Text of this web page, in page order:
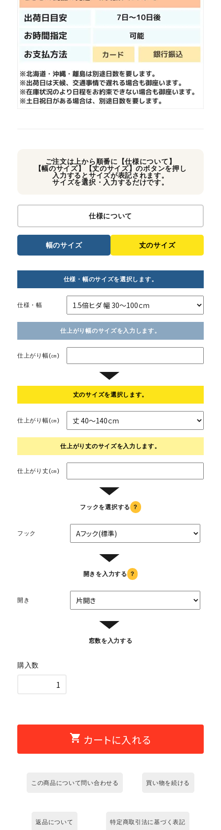
ご注文は上から順番に【仕様について】
【幅のサイズ】【丈のサイズ】のボタンを押し
入力するとサイズが表記されます。
サイズを選択・入力するだけです。
仕様について
幅のサイズ 丈のサイズ
仕様・幅のサイズを選択します。
仕様・幅
仕上がり幅のサイズを入力します。
仕上がり幅(㎝)
▼
丈のサイズを選択します。
仕上がり幅(㎝)
仕上がり丈のサイズを入力します。
仕上がり丈(㎝)
▼
フックを選択する ？
フック
▼
開きを入力する ？
開き
▼
窓数を入力する
購入数
shopping_cart カートに入れる
この商品について問い合わせる 買い物を続ける
返品について 特定商取引法に基づく表記